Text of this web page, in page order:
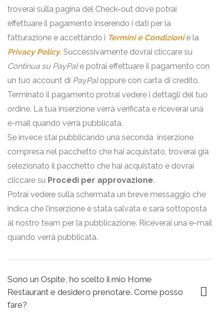
troverai sulla pagina del Check-out dove potrai
effettuare il pagamento inserendo i dati per la
fatturazione e accettando i Termini e Condizionie la
Privacy Policy. Successivamente dovrai cliccare su
Continua su PayPale potrai effettuare il pagamento con
un tuo account di PayPaloppure con carta di credito.
Terminato il pagamento protrai vedere i dettagli del tuo
ordine. La tua inserzione verrà verificata e riceverai una
e-mail quando verrà pubblicata.
Se invece stai pubblicando una seconda inserzione
compresa nel pacchetto che hai acquistato, troverai già
selezionato il pacchetto che hai acquistato e dovrai
cliccare su Procedi per approvazione.
Potrai vedere sulla schermata un breve messaggio che
indica che l’inserzione è stata salvata e sarà sottoposta
al nostro team per la pubblicazione. Riceverai una e-mail
quando verrà pubblicata.
Sono un Ospite, ho scelto il mio Home
Restaurant e desidero prenotare. Come posso
fare?